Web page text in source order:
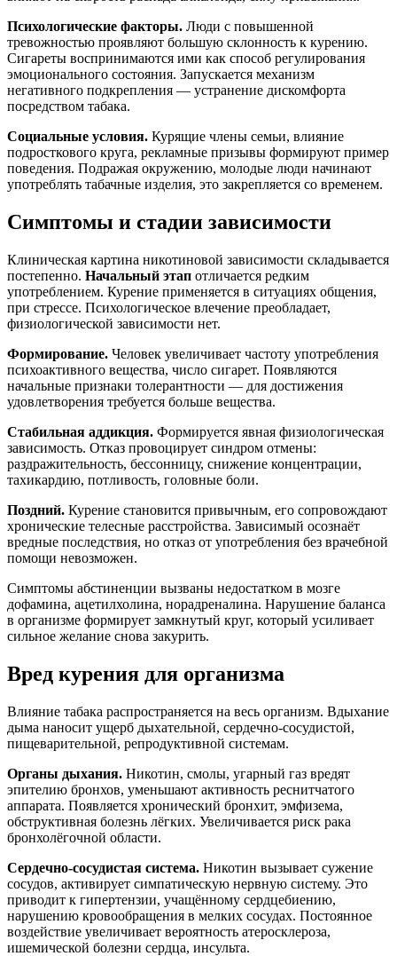
Психологические факторы. Люди с повышенной
тревожностью проявляют большую склонность к курению.
Сигареты воспринимаются ими как способ регулирования
эмоционального состояния. Запускается механизм
негативного подкрепления — устранение дискомфорта
посредством табака.
Социальные условия. Курящие члены семьи, влияние
подросткового круга, рекламные призывы формируют пример
поведения. Подражая окружению, молодые люди начинают
употреблять табачные изделия, это закрепляется со временем.
Симптомы и стадии зависимости
Клиническая картина никотиновой зависимости складывается
постепенно. Начальный этап отличается редким
употреблением. Курение применяется в ситуациях общения,
при стрессе. Психологическое влечение преобладает,
физиологической зависимости нет.
Формирование. Человек увеличивает частоту употребления
психоактивного вещества, число сигарет. Появляются
начальные признаки толерантности — для достижения
удовлетворения требуется больше вещества.
Стабильная аддикция. Формируется явная физиологическая
зависимость. Отказ провоцирует синдром отмены:
раздражительность, бессонницу, снижение концентрации,
тахикардию, потливость, головные боли.
Поздний. Курение становится привычным, его сопровождают
хронические телесные расстройства. Зависимый осознаёт
вредные последствия, но отказ от употребления без врачебной
помощи невозможен.
Симптомы абстиненции вызваны недостатком в мозге
дофамина, ацетилхолина, норадреналина. Нарушение баланса
в организме формирует замкнутый круг, который усиливает
сильное желание снова закурить.
Вред курения для организма
Влияние табака распространяется на весь организм. Вдыхание
дыма наносит ущерб дыхательной, сердечно-сосудистой,
пищеварительной, репродуктивной системам.
Органы дыхания. Никотин, смолы, угарный газ вредят
эпителию бронхов, уменьшают активность реснитчатого
аппарата. Появляется хронический бронхит, эмфизема,
обструктивная болезнь лёгких. Увеличивается риск рака
бронхолёгочной области.
Сердечно-сосудистая система. Никотин вызывает сужение
сосудов, активирует симпатическую нервную систему. Это
приводит к гипертензии, учащённому сердцебиению,
нарушению кровообращения в мелких сосудах. Постоянное
воздействие увеличивает вероятность атеросклероза,
ишемической болезни сердца, инсульта.